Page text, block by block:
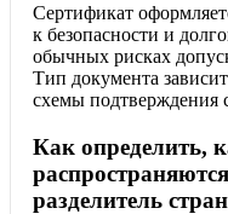
Сертификат
к безопасности и
обычных рисках
Тип документа
схемы подтверждения
Как определить,
разделитель